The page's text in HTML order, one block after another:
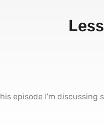
episode I'm discussing